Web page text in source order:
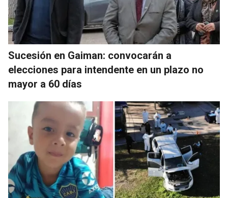
Sucesión en Gaiman: convocarán a
elecciones para intendente en un plazo no
mayor a 60 días